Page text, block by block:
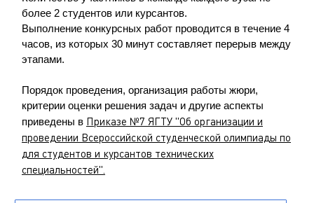
более 2 студентов или курсантов.
Выполнение конкурсных работ проводится в течение 4
часов, из которых 30 минут составляет перерыв между
этапами.
Порядок проведения, организация работы жюри,
критерии оценки решения задач и другие аспекты
приведены в Приказе №7 ЯГТУ "Об организации и
проведении Всероссийской студенческой олимпиады по
для студентов и курсантов технических
специальностей".